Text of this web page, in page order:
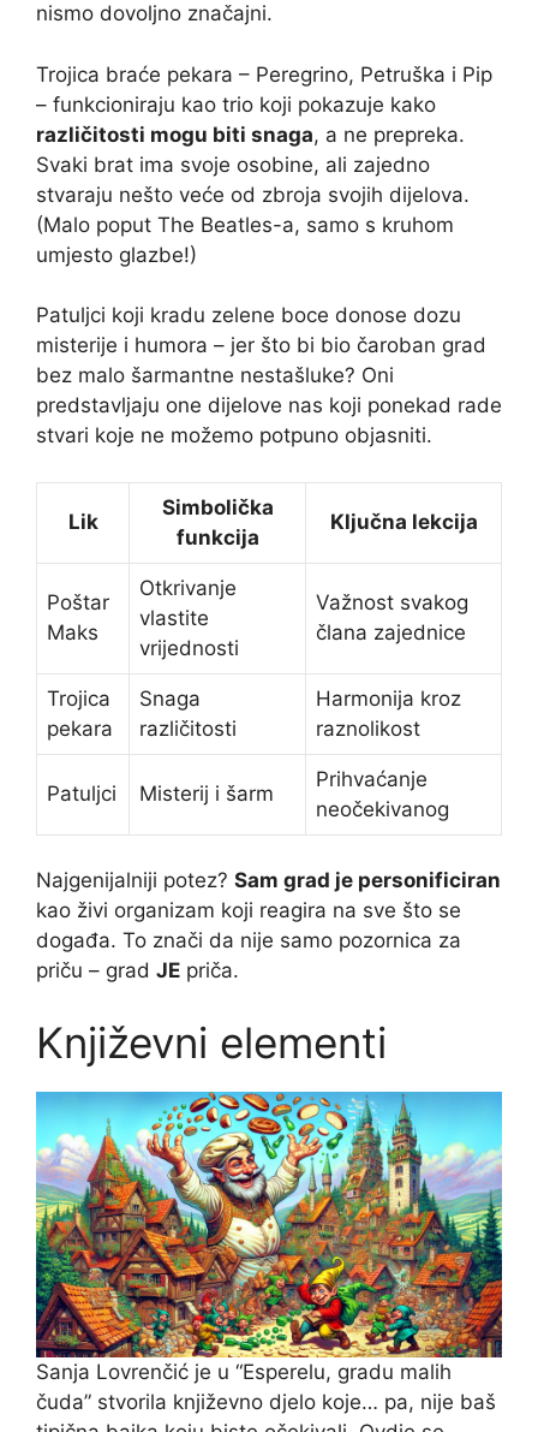
nismo dovoljno značajni.
Trojica braće pekara – Peregrino, Petruška i Pip
– funkcioniraju kao trio koji pokazuje kako
različitosti mogu biti snaga, a ne prepreka.
Svaki brat ima svoje osobine, ali zajedno
stvaraju nešto veće od zbroja svojih dijelova.
(Malo poput The Beatles-a, samo s kruhom
umjesto glazbe!)
Patuljci koji kradu zelene boce donose dozu
misterije i humora – jer što bi bio čaroban grad
bez malo šarmantne nestašluke? Oni
predstavljaju one dijelove nas koji ponekad rade
stvari koje ne možemo potpuno objasniti.
Lik
Simbolička
funkcija
Ključna lekcija
Poštar
Maks
Otkrivanje
vlastite
vrijednosti
Važnost svakog
člana zajednice
Trojica
pekara
Snaga
različitosti
Harmonija kroz
raznolikost
Patuljci Misterij i šarm
Prihvaćanje
neočekivanog
Najgenijalniji potez? Sam grad je personificiran
kao živi organizam koji reagira na sve što se
događa. To znači da nije samo pozornica za
priču – grad JE priča.
Književni elementi
Sanja Lovrenčić je u “Esperelu, gradu malih
čuda” stvorila književno djelo koje… pa, nije baš